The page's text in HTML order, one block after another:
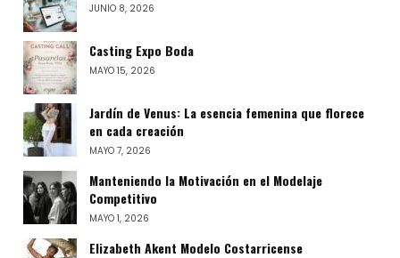
JUNIO 8, 2026
Casting Expo Boda
MAYO 15, 2026
Jardín de Venus: La esencia femenina que florece
en cada creación
MAYO 7, 2026
Manteniendo la Motivación en el Modelaje
Competitivo
MAYO 1, 2026
Elizabeth Akent Modelo Costarricense